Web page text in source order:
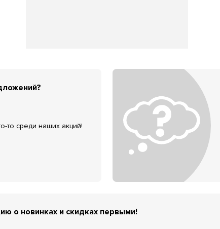
то среди наших акций!
о новинках и скидках первыми!